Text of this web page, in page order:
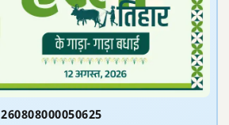
260808000050625